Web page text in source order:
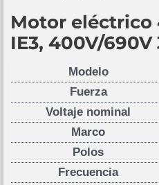
Motor eléctrico
IE3, 400V/690V
Modelo
Fuerza
Voltaje nominal
Marco
Polos
Frecuencia